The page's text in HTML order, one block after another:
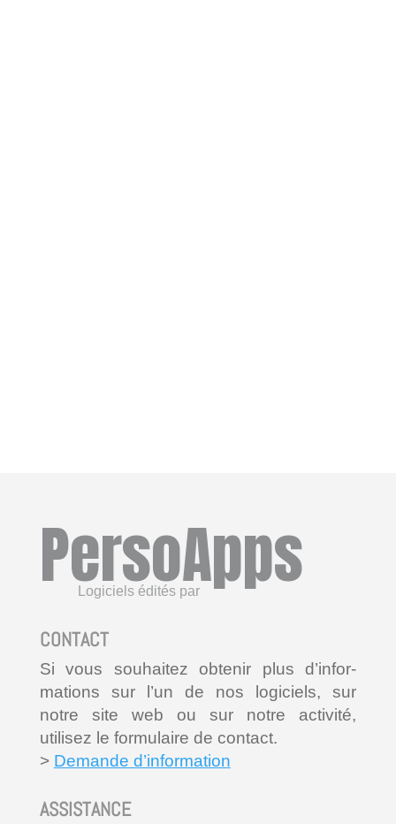
PersoApps
Logiciels édités par
CONTACT
Si vous souhaitez obtenir plus d’infor-
mations sur l’un de nos logiciels, sur
notre site web ou sur notre activité,
utilisez le formulaire de contact.
> Demande d’information
ASSISTANCE